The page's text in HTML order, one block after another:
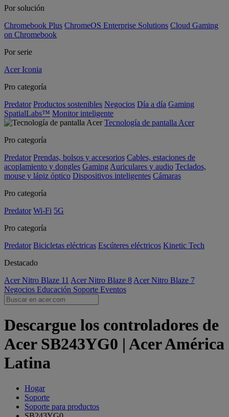
Por solución
Chromebook Plus ChromeOS Enterprise Solutions Cloud Gaming
on Chromebook
Por serie
Acer Iconia
Pro categoría
Predator Productos sostenibles Negocios Día a día Gaming
SpatialLabs™ Monitor inteligente
Tecnología de pantalla Acer
Pro categoría
Predator Prendas, bolsos y accesorios Cables, estaciones de
acoplamiento y dongles Gaming Auriculares y audio Teclados,
mouse y lápiz óptico Dispositivos inteligentes Cámaras
Pro categoría
Predator Wi-Fi 5G
Pro categoría
Predator Bicicletas eléctricas Escúteres eléctricos Kinetic Tech
Destacado
Acer Nitro Blaze 11 Acer Nitro Blaze 8 Acer Nitro Blaze 7
Negocios Educación Soporte Eventos
Descargue los controladores de
Acer SB243YG0 | Acer América
Latina
Hogar
Soporte
Soporte para productos